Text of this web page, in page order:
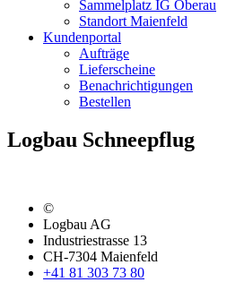
Sammelplatz IG Oberau
Standort Maienfeld
Kundenportal
Aufträge
Lieferscheine
Benachrichtigungen
Bestellen
Logbau Schneepflug
©
Logbau AG
Industriestrasse 13
CH-7304 Maienfeld
+41 81 303 73 80